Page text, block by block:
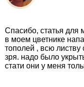
Спасибо, cтатья для
в моем цветнике
тополей , всю листву
зря. надо было
стати они у меня